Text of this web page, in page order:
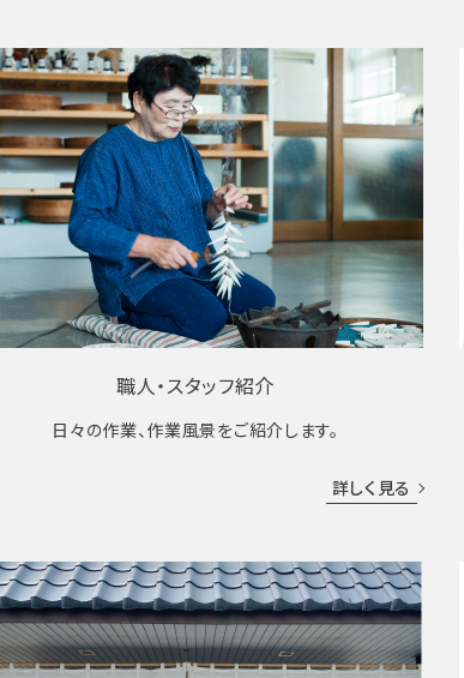
職人・スタッフ紹介
日々の作業、作業風景をご紹介します。
詳しく見る